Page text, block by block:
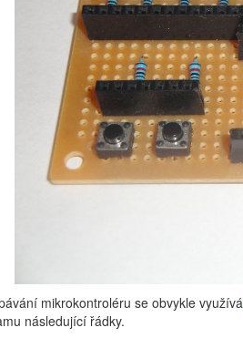
mikrokontroléru se obvykle využívá
následující řádky.